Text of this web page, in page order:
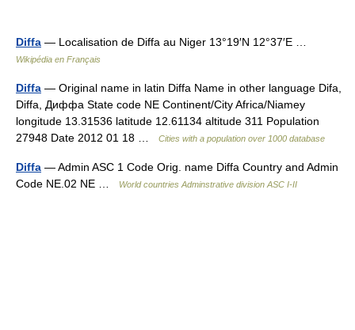
Diffa — Localisation de Diffa au Niger 13°19′N 12°37′E …
Wikipédia en Français
Diffa — Original name in latin Diffa Name in other language Difa,
Diffa, Диффа State code NE Continent/City Africa/Niamey
longitude 13.31536 latitude 12.61134 altitude 311 Population
27948 Date 2012 01 18 …
Cities with a population over 1000 database
Diffa — Admin ASC 1 Code Orig. name Diffa Country and Admin
Code NE.02 NE …
World countries Adminstrative division ASC I-II